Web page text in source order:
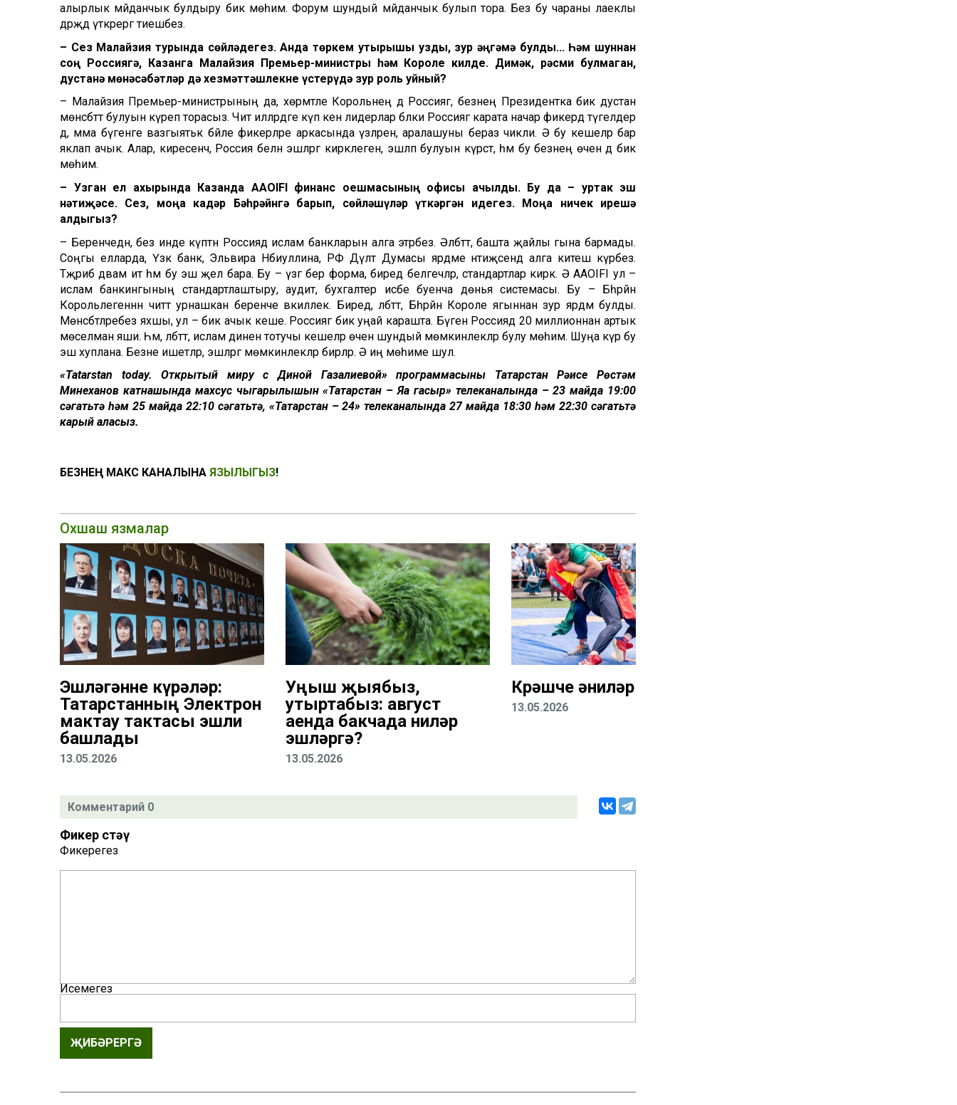
алырлык мәйданчык булдыру бик мөһим. Форум шундый мәйданчык булып тора. Без бу чараны лаеклы
дәрәҗәдә үткәрергә тиешбез.
– Сез Малайзия турында сөйләдегез. Анда төркем утырышы узды, зур әңгәмә булды... Һәм шуннан
соң Россиягә, Казанга Малайзия Премьер-министры һәм Короле килде. Димәк, рәсми булмаган,
дустанә мөнәсәбәтләр дә хезмәттәшлекне үстерүдә зур роль уйный?
– Малайзия Премьер-министрының да, хөрмәтле Корольнең дә Россиягә, безнең Президентка бик дустанә
мөнәсәбәттә булуын күреп торасыз. Чит илләрдәге күп кенә лидерлар бәлки Россиягә карата начар фикердә түгелдер
дә, әмма бүгенге вазгыятькә бәйле фикерләре аркасында үзләрен, аралашуны бераз чикли. Ә бу кешеләр бар
яклап ачык. Алар, киресенчә, Россия белән эшләргә кирәклеген, эшләп булуын күрсәтә, һәм бу безнең өчен дә бик
мөһим.
– Узган ел ахырында Казанда AAOIFIфинанс оешмасының офисы ачылды. Бу да– уртак эш
нәтиҗәсе. Сез, моңа кадәр Бәһрәйнгә барып, сөйләшүләрүткәргән идегез. Моңа ничек ирешә
алдыгыз?
– Беренчедән, без инде күптән Россиядә ислам банкларын алга этәрәбез. Әлбәттә, башта җайлы гына бармады.
Соңгы елларда, Үзәк банк, Эльвира Нәбиуллина, РФ Дәүләт Думасы ярдәме нәтиҗәсендә алга китеш күрәбез.
Тәҗрибә дәвам итә һәм бу эш җәелә бара. Бу – үзгә бер форма, биредә белгечләр, стандартлар кирәк. ӘAAOIFI ул –
ислам банкингының стандартлаштыру, аудит, бухгалтер исәбе буенча дөнья системасы. Бу – Бәһрәйн
Корольлегеннән читтә урнашкан беренче вәкиллек. Биредә, әлбәттә, Бәһрәйн Короле ягыннан зур ярдәм булды.
Мөнәсәбәтләребез яхшы, ул – бик ачык кеше. Россиягә бик уңай карашта. Бүген Россиядә 20 миллионнан артык
мөселман яши. Һәм, әлбәттә, ислам динен тотучы кешеләр өчен шундый мөмкинлекләр булу мөһим. Шуңа күрә бу
эш хуплана. Безне ишетәләр, эшләргә мөмкинлекләр бирәләр. Ә иң мөһиме шул.
«Tatarstan today. Открытый миру с Диной Газалиевой» программасының Татарстан Рәисе Рөстәм
Миңнеханов катнашында махсус чыгарылышын «Татарстан – Яңа гасыр» телеканалында – 23 майда 19:00
сәгатьтә һәм 25 майда 22:10 сәгатьтә, «Татарстан – 24» телеканалында 27 майда 18:30 һәм 22:30 сәгатьтә
карый аласыз.
БЕЗНЕҢ МАКС КАНАЛЫНА ЯЗЫЛЫГЫЗ!
Охшаш язмалар
Эшләгәнне күрәләр:
Татарстанның Электрон
мактау тактасы эшли
башлады
13.05.2026
Уңыш җыябыз,
утыртабыз: август
аенда бакчада ниләр
эшләргә?
13.05.2026
Көрәшче әниләр
13.05.2026
Комментарий 0
Фикер өстәү
Фикерегез
Исемегез
ҖИБӘРЕРГӘ